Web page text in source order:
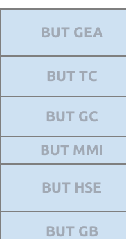
BUT GEA
BUT TC
BUT GC
BUT MMI
BUT HSE
BUT GB